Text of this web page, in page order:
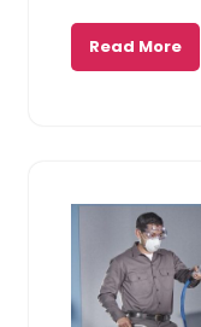
Read More